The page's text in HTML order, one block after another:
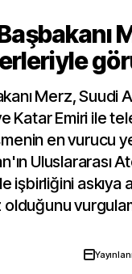
Merz, Suudi
Katar Emiri ile
en vurucu
Uluslararası
işbirliğini askıya